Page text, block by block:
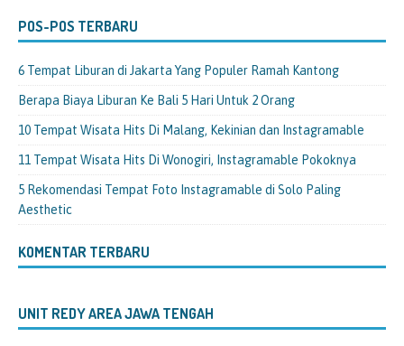
POS-POS TERBARU
6 Tempat Liburan di Jakarta Yang Populer Ramah Kantong
Berapa Biaya Liburan Ke Bali 5 Hari Untuk 2 Orang
10 Tempat Wisata Hits Di Malang, Kekinian dan Instagramable
11 Tempat Wisata Hits Di Wonogiri, Instagramable Pokoknya
5 Rekomendasi Tempat Foto Instagramable di Solo Paling
Aesthetic
KOMENTAR TERBARU
UNIT REDY AREA JAWA TENGAH